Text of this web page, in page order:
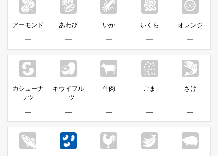
アーモンド
━
あわび
━
いか
━
いくら
━
オレンジ
━
カシューナ
ッツ
━
キウイフル
ーツ
━
牛肉
━
ごま
━
さけ
━